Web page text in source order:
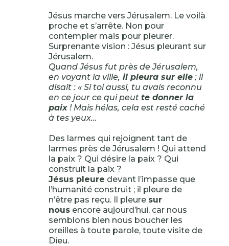
Jésus marche vers Jérusalem. Le voilà
proche et s’arrête. Non pour
contempler mais pour pleurer.
Surprenante vision : Jésus pleurant sur
Jérusalem.
Quand Jésus fut près de Jérusalem,
en voyant la ville, il pleura sur elle; il
disait : « Si toi aussi, tu avais reconnu
en ce jour ce qui peut te donner la
paix! Mais hélas, cela est resté caché
à tes yeux…
Des larmes qui rejoignent tant de
larmes près de Jérusalem ! Qui attend
la paix ? Qui désire la paix ? Qui
construit la paix ?
Jésus pleure devant l’impasse que
l’humanité construit ; il pleure de
n’être pas reçu. Il pleure sur
nousencore aujourd’hui, car nous
semblons bien nous boucher les
oreilles à toute parole, toute visite de
Dieu.